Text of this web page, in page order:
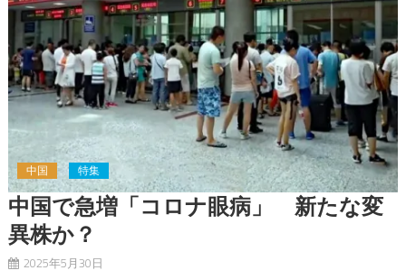
中国 特集
中国で急増「コロナ眼病」 新たな変
異株か？
2025年5月30日